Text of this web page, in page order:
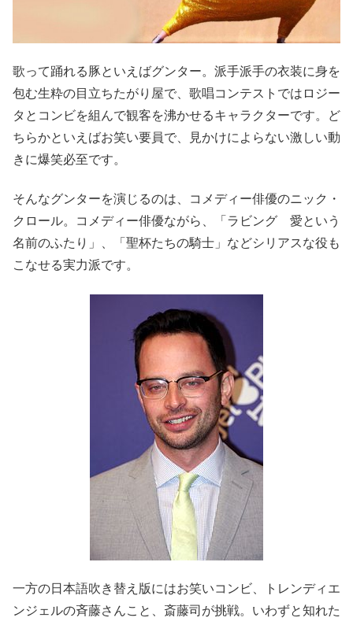
歌って踊れる豚といえばグンター。派手派手の衣装に身を
包む生粋の目立ちたがり屋で、歌唱コンテストではロジー
タとコンビを組んで観客を沸かせるキャラクターです。ど
ちらかといえばお笑い要員で、見かけによらない激しい動
きに爆笑必至です。
そんなグンターを演じるのは、コメディー俳優のニック・
クロール。コメディー俳優ながら、「ラビング 愛という
名前のふたり」、「聖杯たちの騎士」などシリアスな役も
こなせる実力派です。
一方の日本語吹き替え版にはお笑いコンビ、トレンディエ
ンジェルの斉藤さんこと、斎藤司が挑戦。いわずと知れた